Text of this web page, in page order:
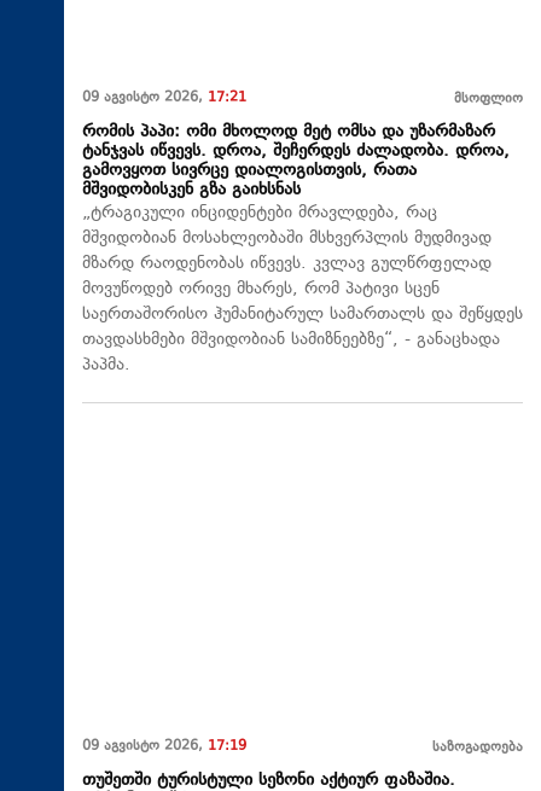
09 აგვისტო 2026, 17:21 მსოფლიო
რომის პაპი: ომი მხოლოდ მეტ ომსა და უზარმაზარ
ტანჯვას იწვევს. დროა, შეჩერდეს ძალადობა. დროა,
გამოვყოთ სივრცე დიალოგისთვის, რათა
მშვიდობისკენ გზა გაიხსნას
„ტრაგიკული ინციდენტები მრავლდება, რაც
მშვიდობიან მოსახლეობაში მსხვერპლის მუდმივად
მზარდ რაოდენობას იწვევს. კვლავ გულწრფელად
მოვუწოდებ ორივე მხარეს, რომ პატივი სცენ
საერთაშორისო ჰუმანიტარულ სამართალს და შეწყდეს
თავდასხმები მშვიდობიან სამიზნეებზე“, - განაცხადა
პაპმა.
09 აგვისტო 2026, 17:19 საზოგადოება
თუშეთში ტურისტული სეზონი აქტიურ ფაზაშია.